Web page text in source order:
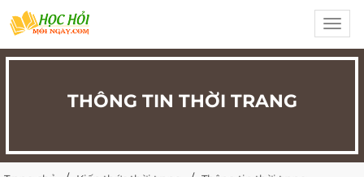
THÔNG TIN THỜI TRANG